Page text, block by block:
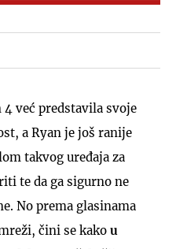
već predstavila svoje
a Ryan je još ranije
takvog uređaja za
te da ga sigurno ne
No prema glasinama
čini se kako u